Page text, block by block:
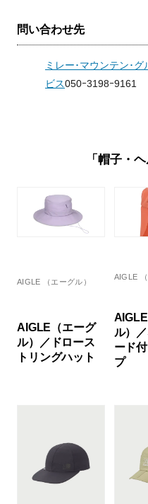
問い合わせ先
ミレー･マウンテン･
ビス050ｰ3198ｰ9161
「帽子・
AIGLE （エーグル）
AIGLE（エーグ
ル）／ドロース
トリングハット
AIGLE （
ル）
ード
プ